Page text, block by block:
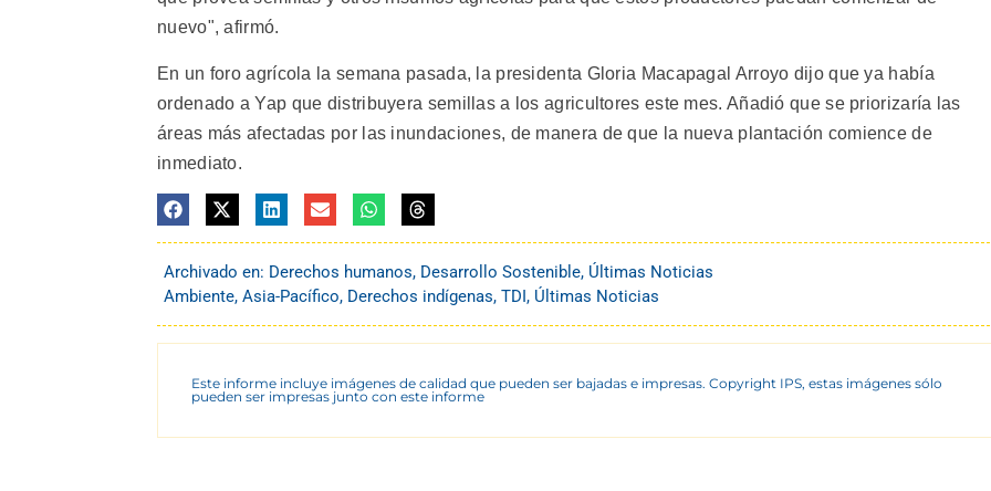
nuevo", afirmó.
En un foro agrícola la semana pasada, la presidenta Gloria Macapagal Arroyo dijo que ya había
ordenado a Yap que distribuyera semillas a los agricultores este mes. Añadió que se priorizaría las
áreas más afectadas por las inundaciones, de manera de que la nueva plantación comience de
inmediato.
Archivado en: Derechos humanos, Desarrollo Sostenible, Últimas Noticias
Ambiente, Asia-Pacífico, Derechos indígenas, TDI , Últimas Noticias
Este informe incluye imágenes de calidad que pueden ser bajadas e impresas. Copyright IPS, estas imágenes sólo
pueden ser impresas junto con este informe